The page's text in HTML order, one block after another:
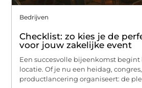
Bedrijven
Checklist: zo kies je de
voor jouw zakelijke event
Een succesvolle bijeenkomst begint
locatie. Of je nu een heidag,
productlancering organiseert: de